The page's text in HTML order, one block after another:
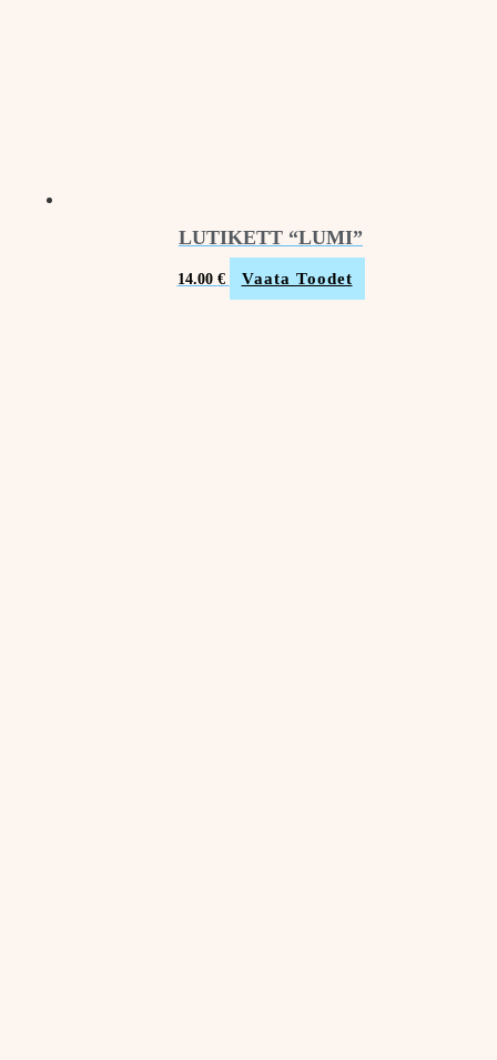
LUTIKETT “LUMI”
14.00 € Vaata Toodet